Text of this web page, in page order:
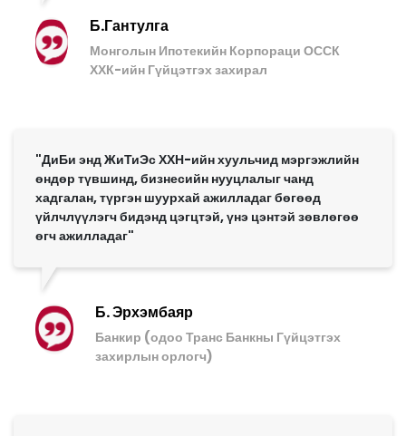
Б.Гантулга
Монголын Ипотекийн Корпораци ОССК
ХХК-ийн Гүйцэтгэх захирал
"ДиБи энд ЖиТиЭс ХХН-ийн хуульчид мэргэжлийн
өндөр түвшинд, бизнесийн нууцлалыг чанд
хадгалан, түргэн шуурхай ажилладаг бөгөөд
үйлчлүүлэгч бидэнд цэгцтэй, үнэ цэнтэй зөвлөгөө
өгч ажилладаг"
Б. Эрхэмбаяр
Банкир (одоо Транс Банкны Гүйцэтгэх
захирлын орлогч)